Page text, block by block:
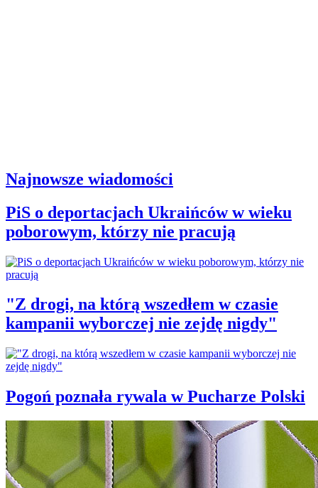
Najnowsze wiadomości
PiS o deportacjach Ukraińców w wieku
poborowym, którzy nie pracują
"Z drogi, na którą wszedłem w czasie
kampanii wyborczej nie zejdę nigdy"
Pogoń poznała rywala w Pucharze Polski